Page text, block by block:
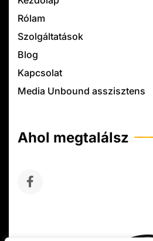
Rólam
Szolgáltatások
Blog
Kapcsolat
Media Unbound asszisztens
Ahol megtalálsz